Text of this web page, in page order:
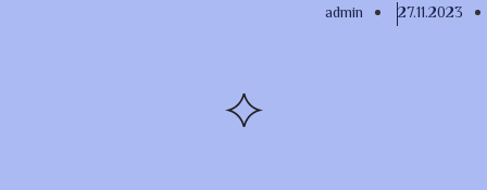
27.11.2023
admin